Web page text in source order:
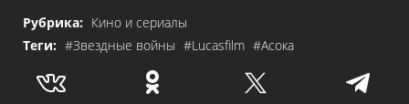
Рубрика: Кино и сериалы
Теги: #Звездные войны #Lucasfilm #Асока